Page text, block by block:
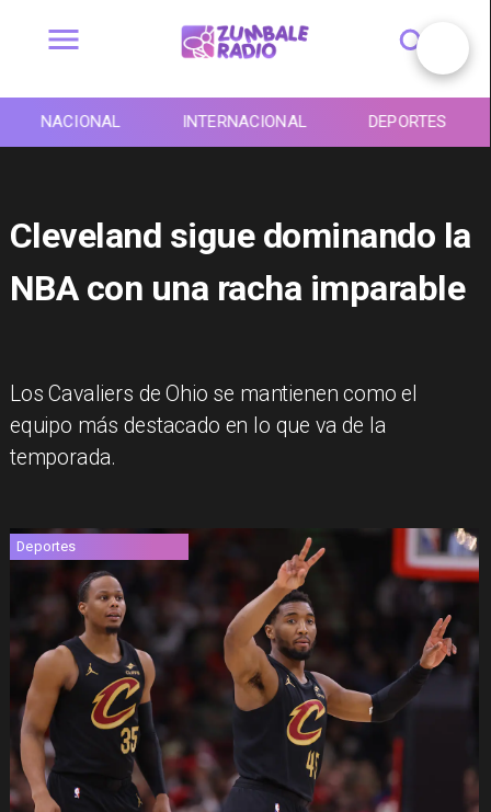
NACIONAL INTERNACIONAL DEPORTES
Cleveland sigue dominando la
NBA con una racha imparable
Los Cavaliers de Ohio se mantienen como el
equipo más destacado en lo que va de la
temporada.
Deportes